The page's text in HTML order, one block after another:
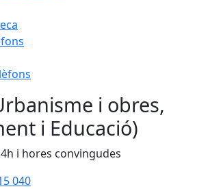
i obres,
i Educació)
i hores convingudes
040